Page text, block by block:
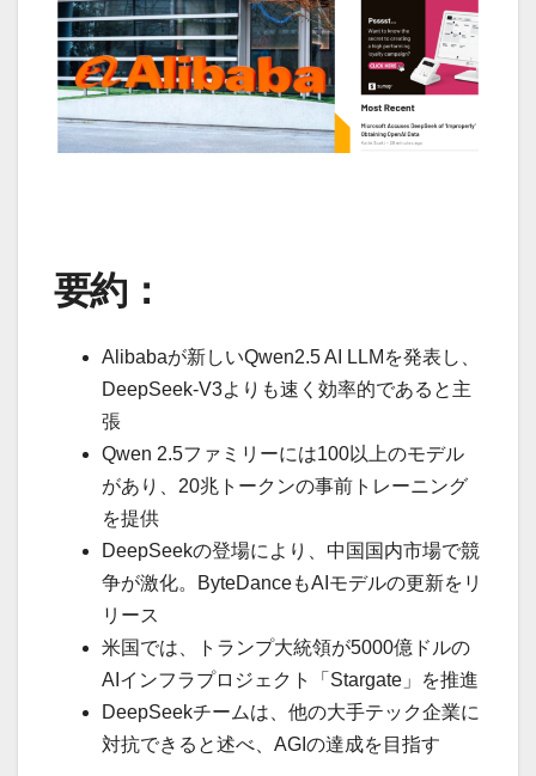
要約：
Alibabaが新しいQwen2.5 AI LLMを発表し、
DeepSeek-V3よりも速く効率的であると主
張
Qwen 2.5ファミリーには100以上のモデル
があり、20兆トークンの事前トレーニング
を提供
DeepSeekの登場により、中国国内市場で競
争が激化。ByteDanceもAIモデルの更新をリ
リース
米国では、トランプ大統領が5000億ドルの
AIインフラプロジェクト「Stargate」を推進
DeepSeekチームは、他の大手テック企業に
対抗できると述べ、AGIの達成を目指す